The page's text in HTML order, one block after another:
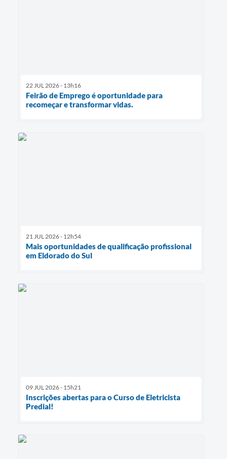
22 JUL 2026 - 13h16
Feirão de Emprego é oportunidade para
recomeçar e transformar vidas.
21 JUL 2026 - 12h54
Mais oportunidades de qualificação profissional
em Eldorado do Sul
09 JUL 2026 - 15h21
Inscrições abertas para o Curso de Eletricista
Predial!